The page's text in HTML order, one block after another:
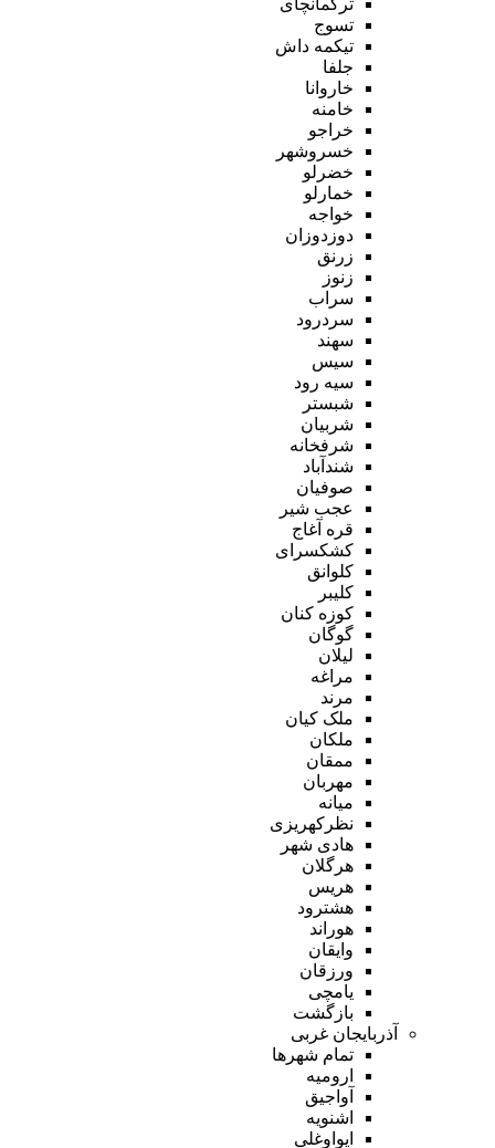
تسوج
تیکمه داش
جلفا
خاروانا
خامنه
خراجو
خسروشهر
خضرلو
خمارلو
خواجه
دوزدوزان
زرنق
زنوز
سراب
سردرود
سهند
سیس
سیه رود
شبستر
شربیان
شرفخانه
شندآباد
صوفیان
عجب شیر
قره آغاج
کشکسرای
کلوانق
کلیبر
کوزه کنان
گوگان
لیلان
مراغه
مرند
ملک کیان
ملکان
ممقان
مهربان
میانه
نظرکهریزی
هادی شهر
هرگلان
هریس
هشترود
هوراند
وایقان
ورزقان
یامچی
بازگشت
آذربایجان غربی
تمام شهر‌ها
ارومیه
آواجیق
اشنویه
ایواوغلی